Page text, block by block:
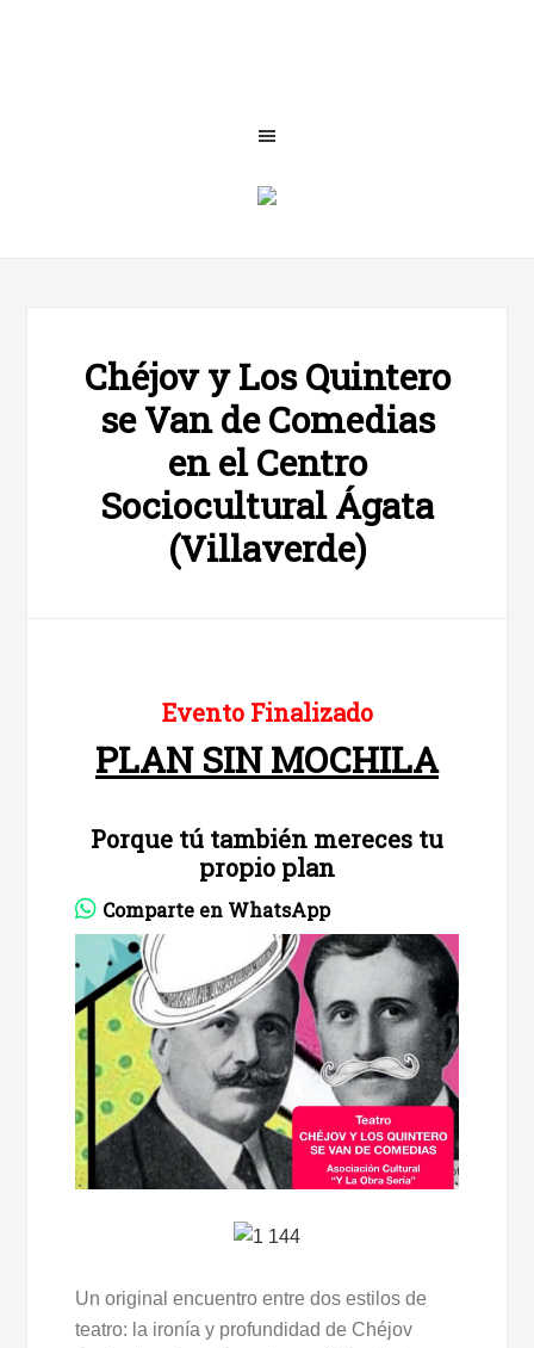
Chéjov y Los Quintero
se Van de Comedias
en el Centro
Sociocultural Ágata
(Villaverde)
Evento Finalizado
PLAN SIN MOCHILA
Porque tú también mereces tu
propio plan
Comparte en WhatsApp
Un original encuentro entre dos estilos de
teatro: la ironía y profundidad de Chéjov